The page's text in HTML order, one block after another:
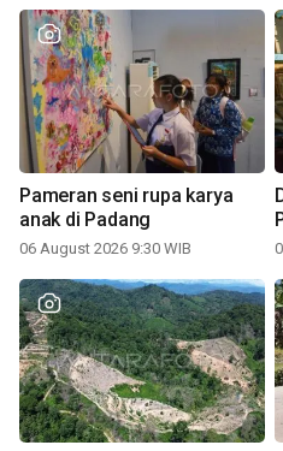
Pameran seni rupa karya
anak di Padang
06 August 2026 9:30 WIB